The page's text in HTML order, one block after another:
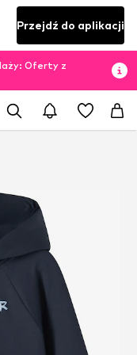
Przejdź do aplikacji
Oferty z